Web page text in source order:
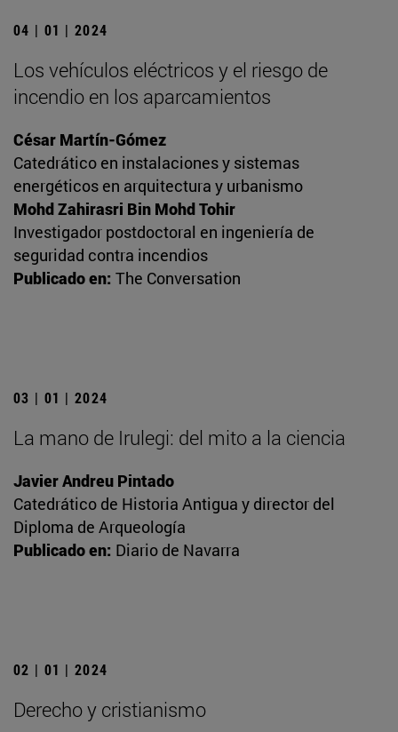
04 | 01 | 2024
Los vehículos eléctricos y el riesgo de
incendio en los aparcamientos
César Martín-Gómez
Catedrático en instalaciones y sistemas
energéticos en arquitectura y urbanismo
Mohd Zahirasri Bin Mohd Tohir
Investigador postdoctoral en ingeniería de
seguridad contra incendios
Publicado en: The Conversation
03 | 01 | 2024
La mano de Irulegi: del mito a la ciencia
Javier Andreu Pintado
Catedrático de Historia Antigua y director del
Diploma de Arqueología
Publicado en: Diario de Navarra
02 | 01 | 2024
Derecho y cristianismo